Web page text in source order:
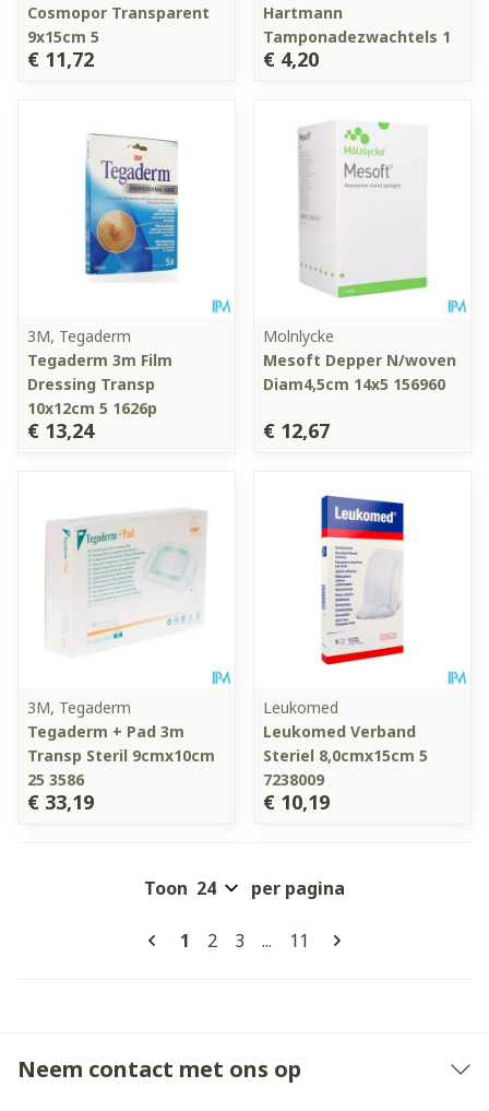
Cosmopor Transparent
9x15cm 5
€ 11,72
Hartmann
Tamponadezwachtels 1
€ 4,20
3M, Tegaderm
Tegaderm 3m Film
Dressing Transp
10x12cm 5 1626p
€ 13,24
Molnlycke
Mesoft Depper N/woven
Diam4,5cm 14x5 156960
€ 12,67
3M, Tegaderm
Tegaderm + Pad 3m
Transp Steril 9cmx10cm
25 3586
€ 33,19
Leukomed
Leukomed Verband
Steriel 8,0cmx15cm 5
7238009
€ 10,19
Pagina's
U lees momenteel pagina
1 Pagina
2 Pagina
3 ... Pagina
11
Toon per pagina
Neem contact met ons op